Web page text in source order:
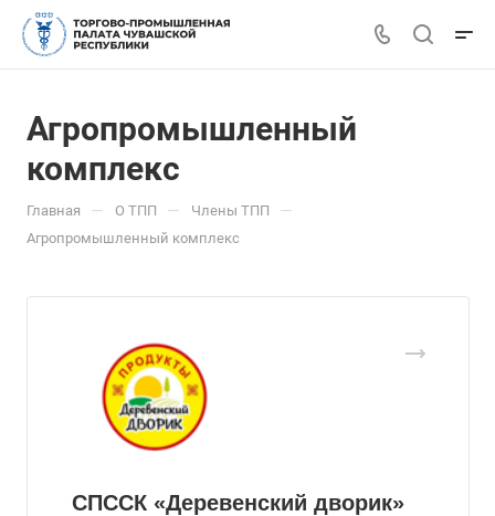
Агропромышленный
комплекс
Главная — О ТПП — Члены ТПП —
Агропромышленный комплекс
СПССК «Деревенский дворик»